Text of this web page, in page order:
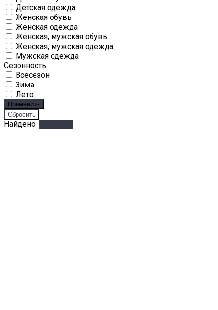
Детская одежда
Женская обувь
Женская одежда
Женская, мужская обувь.
Женская, мужская одежда.
Мужская одежда
Сезонность
Всесезон
Зима
Лето
Найдено: